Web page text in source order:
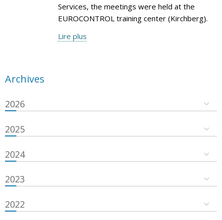
Services, the meetings were held at the
EUROCONTROL training center (Kirchberg).
Lire plus
Archives
2026
2025
2024
2023
2022